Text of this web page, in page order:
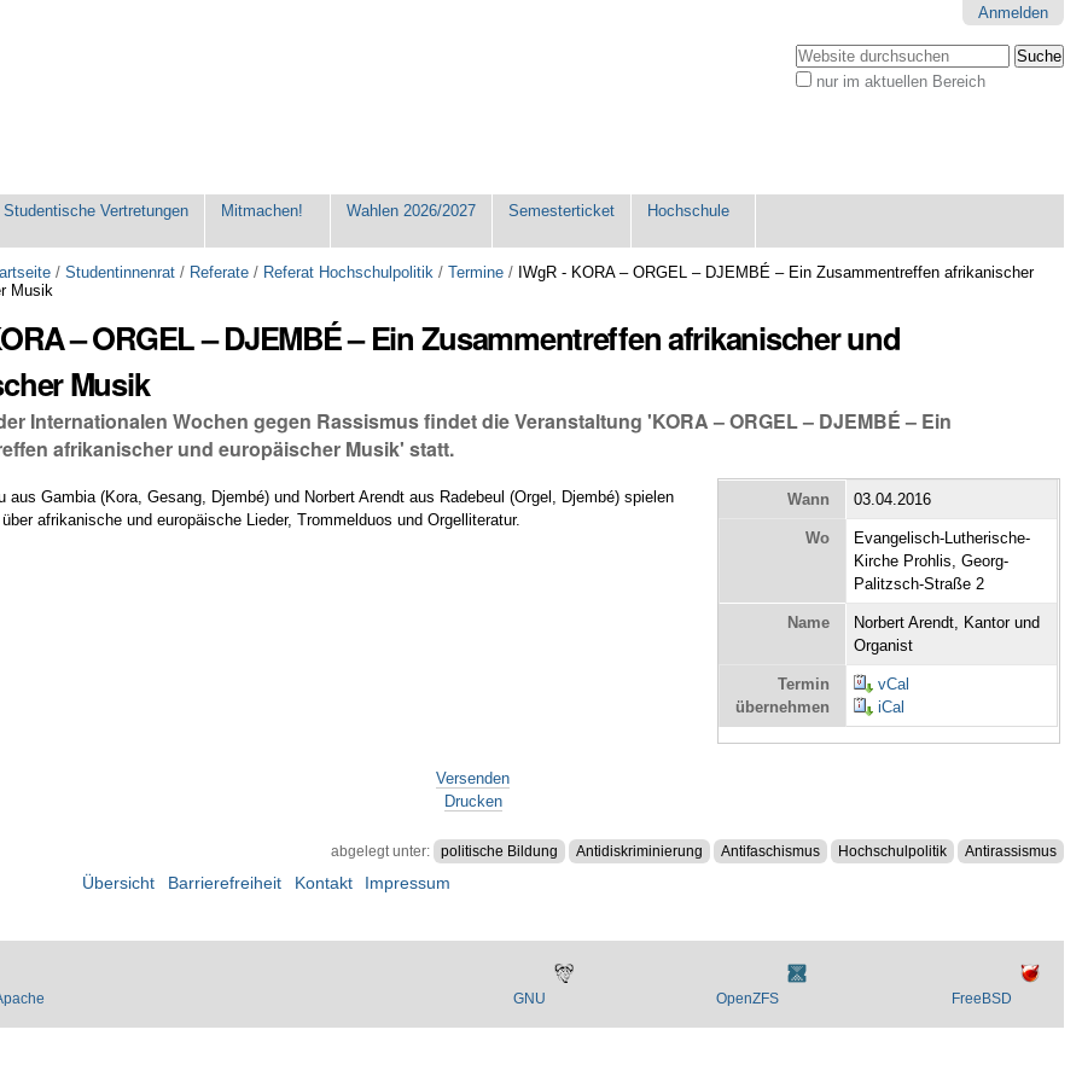
Anmelden
Website durchsuchen
nur im aktuellen Bereich
Studentische Vertretungen Mitmachen! Wahlen 2026/2027 Semesterticket Hochschule
/Studentinnenrat / Referate / Referat Hochschulpolitik /Termine / IWgR - KORA – ORGEL – DJEMBÉ – Ein Zusammentreffen afrikanischer
Musik
– ORGEL – DJEMBÉ – Ein Zusammentreffen afrikanischer und
Musik
Internationalen Wochen gegen Rassismus findet die Veranstaltung 'KORA – ORGEL – DJEMBÉ – Ein
afrikanischer und europäischer Musik' statt.
Wann 03.04.2016
Wo
Evangelisch-Lutherische-
Kirche Prohlis, Georg-
Palitzsch-Straße 2
Name
Norbert Arendt, Kantor und
Organist
Termin
übernehmen
vCal
iCal
aus Gambia (Kora, Gesang, Djembé) und Norbert Arendt aus Radebeul (Orgel, Djembé) spielen
afrikanische und europäische Lieder, Trommelduos und Orgelliteratur.
Versenden
Drucken
abgelegt unter: politische Bildung Antidiskriminierung Antifaschismus Hochschulpolitik Antirassismus
Übersicht Barrierefreiheit Kontakt Impressum
GNU OpenZFS FreeBSD